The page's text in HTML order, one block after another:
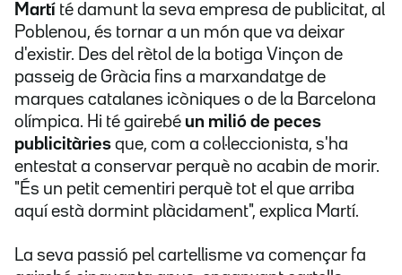
Martí té damunt la seva empresa de publicitat, al
Poblenou, és tornar a un món que va deixar
d'existir. Des del rètol de la botiga Vinçon de
passeig de Gràcia fins a marxandatge de
marques catalanes icòniques o de la Barcelona
olímpica. Hi té gairebé un milió de peces
publicitàries que, com a col·leccionista, s'ha
entestat a conservar perquè no acabin de morir.
"És un petit cementiri perquè tot el que arriba
aquí està dormint plàcidament", explica Martí.
La seva passió pel cartellisme va començar fa